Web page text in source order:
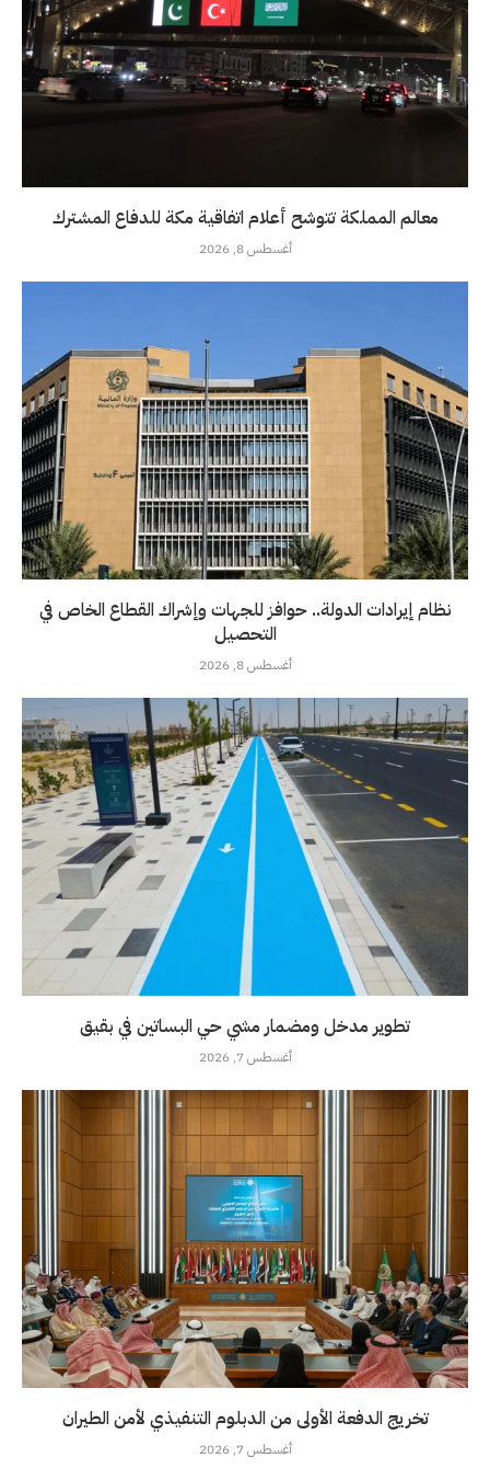
معالم المملكة تتوشح أعلام اتفاقية مكة للدفاع المشترك
أغسطس 8, 2026
نظام إيرادات الدولة.. حوافز للجهات وإشراك القطاع الخاص في
التحصيل
أغسطس 8, 2026
تطوير مدخل ومضمار مشي حي البساتين في بقيق
أغسطس 7, 2026
تخريج الدفعة الأولى من الدبلوم التنفيذي لأمن الطيران
أغسطس 7, 2026